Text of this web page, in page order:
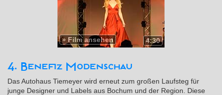
4:30
» Film ansehen
4. Benefiz Modenschau
Das Autohaus Tiemeyer wird erneut zum großen Laufsteg für
junge Designer und Labels aus Bochum und der Region. Diese